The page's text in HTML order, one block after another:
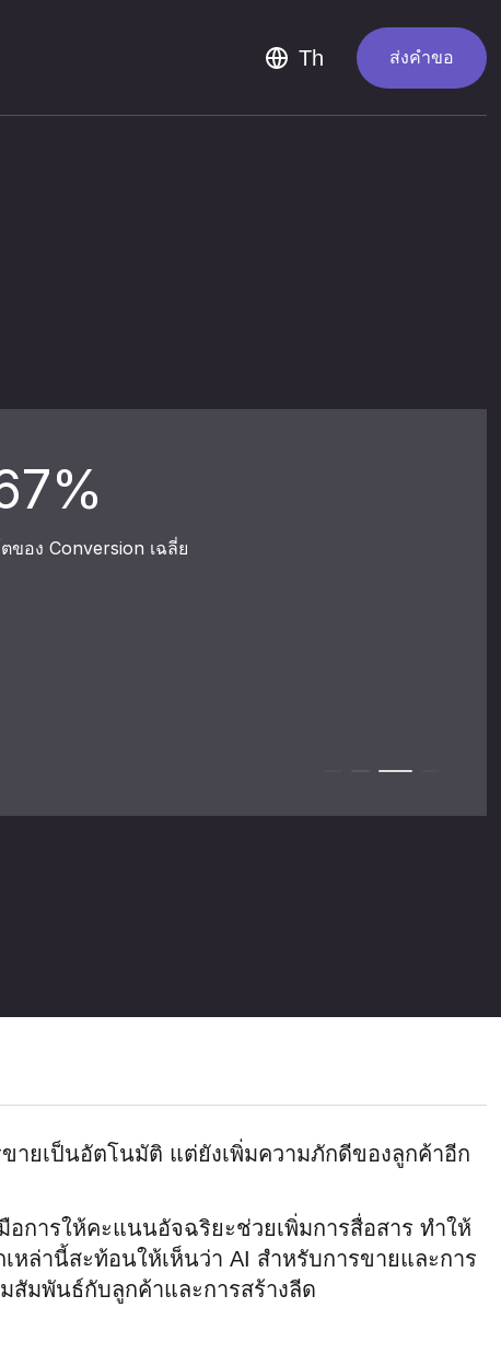
Th
ส่งคำขอ
ง Conversion เฉลี่ย
ายเป็นอัตโนมัติ แต่ยังเพิ่มความภักดีของลูกค้าอีก
อการให้คะแนนอัจฉริยะช่วยเพิ่มการสื่อสาร ทำให้
ล่านี้สะท้อนให้เห็นว่า AI สำหรับการขายและการ
สัมพันธ์กับลูกค้าและการสร้างลีด